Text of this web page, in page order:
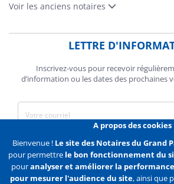
Voir les anciens notaires
LETTRE
Inscrivez-vous pour recevoir
d’information ou les dates des prochaines
J'accepte de recevoir des
Notaires de Paris.
En savoir plus
A propos des cookies
Bienvenue ! Le site des Notaires du Grand
pour permettre le bon fonctionnement du
pouranalyser et améliorer la
pour mesurer l'audience du site, ainsi que